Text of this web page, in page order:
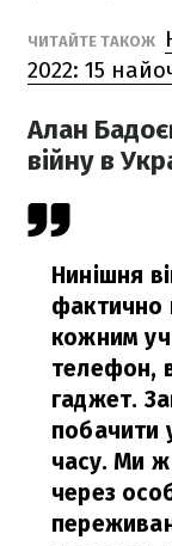
ЧИТАЙТЕ ТАКОЖ
2022: 15
Алан
війну в
Нинішня
фактично
кожним
телефон,
гаджет.
побачити
часу. Ми ж
через